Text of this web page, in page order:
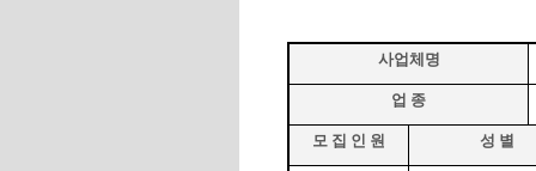
사업체명
업 종
모 집 인 원 성 별